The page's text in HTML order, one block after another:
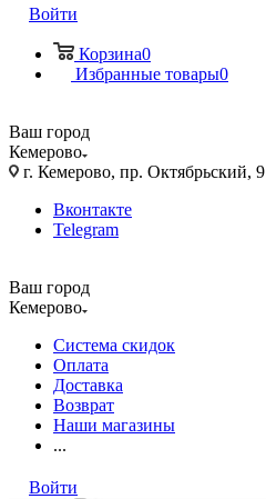
Войти
Корзина0
Избранные товары0
Ваш город
Кемерово
г. Кемерово, пр. Октябрьский, 9
Вконтакте
Telegram
Ваш город
Кемерово
Система скидок
Оплата
Доставка
Возврат
Наши магазины
...
Войти